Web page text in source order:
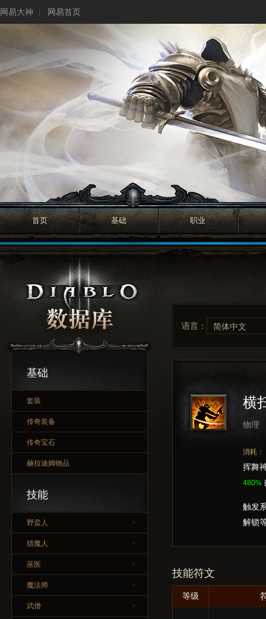
网易大神 网易首页
首页 基础 职业
基础
套装
传奇装备
传奇宝石
赫拉迪姆物品
技能
野蛮人 >
猎魔人 >
巫医 >
魔法师 >
武僧 >
语言： 简体中文
横
物理
消耗：
挥舞
480%
触发
解锁
技能符文
等级